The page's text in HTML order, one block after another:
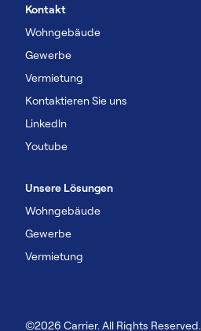
Kontakt
Wohngebäude
Gewerbe
Vermietung
Kontaktieren Sie uns
Linkedln
Youtube
Unsere Lösungen
Wohngebäude
Gewerbe
Vermietung
©2026 Carrier. All Rights Reserved.